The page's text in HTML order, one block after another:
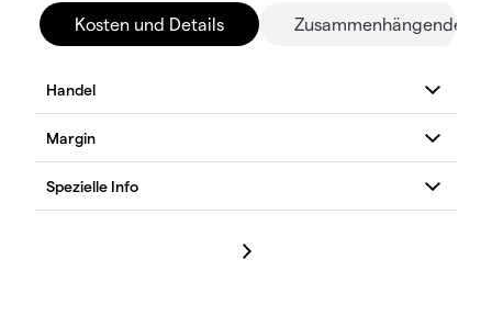
Kosten und Details Zusammenhängende